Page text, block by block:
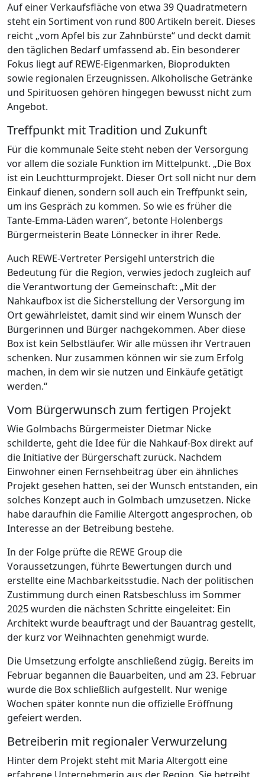
Auf einer Verkaufsfläche von etwa 39 Quadratmetern
steht ein Sortiment von rund 800 Artikeln bereit. Dieses
reicht „vom Apfel bis zur Zahnbürste“ und deckt damit
den täglichen Bedarf umfassend ab. Ein besonderer
Fokus liegt auf REWE-Eigenmarken, Bioprodukten
sowie regionalen Erzeugnissen. Alkoholische Getränke
und Spirituosen gehören hingegen bewusst nicht zum
Angebot.
Treffpunkt mit Tradition und Zukunft
Für die kommunale Seite steht neben der Versorgung
vor allem die soziale Funktion im Mittelpunkt. „Die Box
ist ein Leuchtturmprojekt. Dieser Ort soll nicht nur dem
Einkauf dienen, sondern soll auch ein Treffpunkt sein,
um ins Gespräch zu kommen. So wie es früher die
Tante-Emma-Läden waren“, betonte Holenbergs
Bürgermeisterin Beate Lönnecker in ihrer Rede.
Auch REWE-Vertreter Persigehl unterstrich die
Bedeutung für die Region, verwies jedoch zugleich auf
die Verantwortung der Gemeinschaft: „Mit der
Nahkaufbox ist die Sicherstellung der Versorgung im
Ort gewährleistet, damit sind wir einem Wunsch der
Bürgerinnen und Bürger nachgekommen. Aber diese
Box ist kein Selbstläufer. Wir alle müssen ihr Vertrauen
schenken. Nur zusammen können wir sie zum Erfolg
machen, in dem wir sie nutzen und Einkäufe getätigt
werden.“
Vom Bürgerwunsch zum fertigen Projekt
Wie Golmbachs Bürgermeister Dietmar Nicke
schilderte, geht die Idee für die Nahkauf-Box direkt auf
die Initiative der Bürgerschaft zurück. Nachdem
Einwohner einen Fernsehbeitrag über ein ähnliches
Projekt gesehen hatten, sei der Wunsch entstanden, ein
solches Konzept auch in Golmbach umzusetzen. Nicke
habe daraufhin die Familie Altergott angesprochen, ob
Interesse an der Betreibung bestehe.
In der Folge prüfte die REWE Group die
Voraussetzungen, führte Bewertungen durch und
erstellte eine Machbarkeitsstudie. Nach der politischen
Zustimmung durch einen Ratsbeschluss im Sommer
2025 wurden die nächsten Schritte eingeleitet: Ein
Architekt wurde beauftragt und der Bauantrag gestellt,
der kurz vor Weihnachten genehmigt wurde.
Die Umsetzung erfolgte anschließend zügig. Bereits im
Februar begannen die Bauarbeiten, und am 23. Februar
wurde die Box schließlich aufgestellt. Nur wenige
Wochen später konnte nun die offizielle Eröffnung
gefeiert werden.
Betreiberin mit regionaler Verwurzelung
Hinter dem Projekt steht mit Maria Altergott eine